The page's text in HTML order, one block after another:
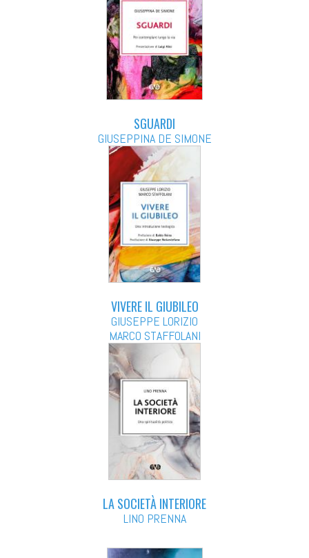
SGUARDI
GIUSEPPINA DE SIMONE
VIVERE IL GIUBILEO
GIUSEPPE LORIZIO
MARCO STAFFOLANI
LA SOCIETÀ INTERIORE
LINO PRENNA